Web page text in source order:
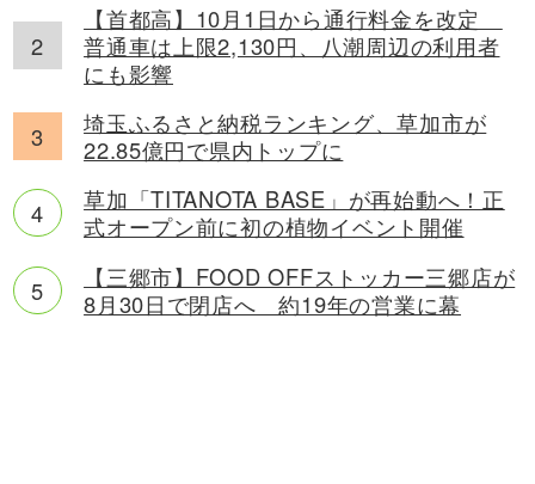
【首都高】10月1日から通行料金を改定
普通車は上限2,130円、八潮周辺の利用者
にも影響
埼玉ふるさと納税ランキング、草加市が
22.85億円で県内トップに
草加「TITANOTA BASE」が再始動へ！正
式オープン前に初の植物イベント開催
【三郷市】FOOD OFFストッカー三郷店が
8月30日で閉店へ 約19年の営業に幕